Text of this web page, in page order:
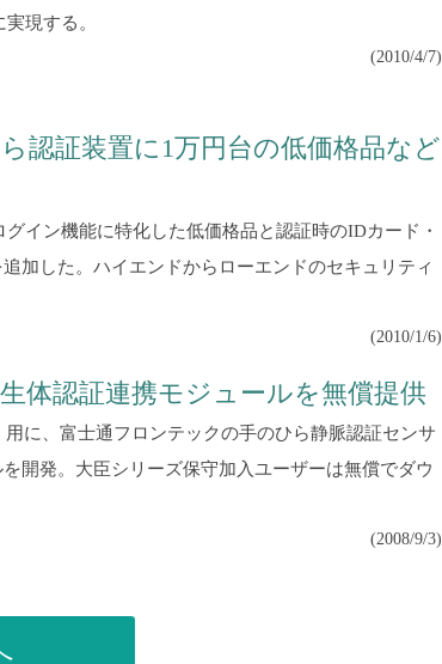
現する。
(2010/4/7)
認証装置に1万円台の低価格品など
イン機能に特化した低価格品と認証時のIDカード・
加した。ハイエンドからローエンドのセキュリティ
(2010/1/6)
体認証連携モジュールを無償提供
に、富士通フロンテックの手のひら静脈認証センサ
開発。大臣シリーズ保守加入ユーザーは無償でダウ
(2008/9/3)